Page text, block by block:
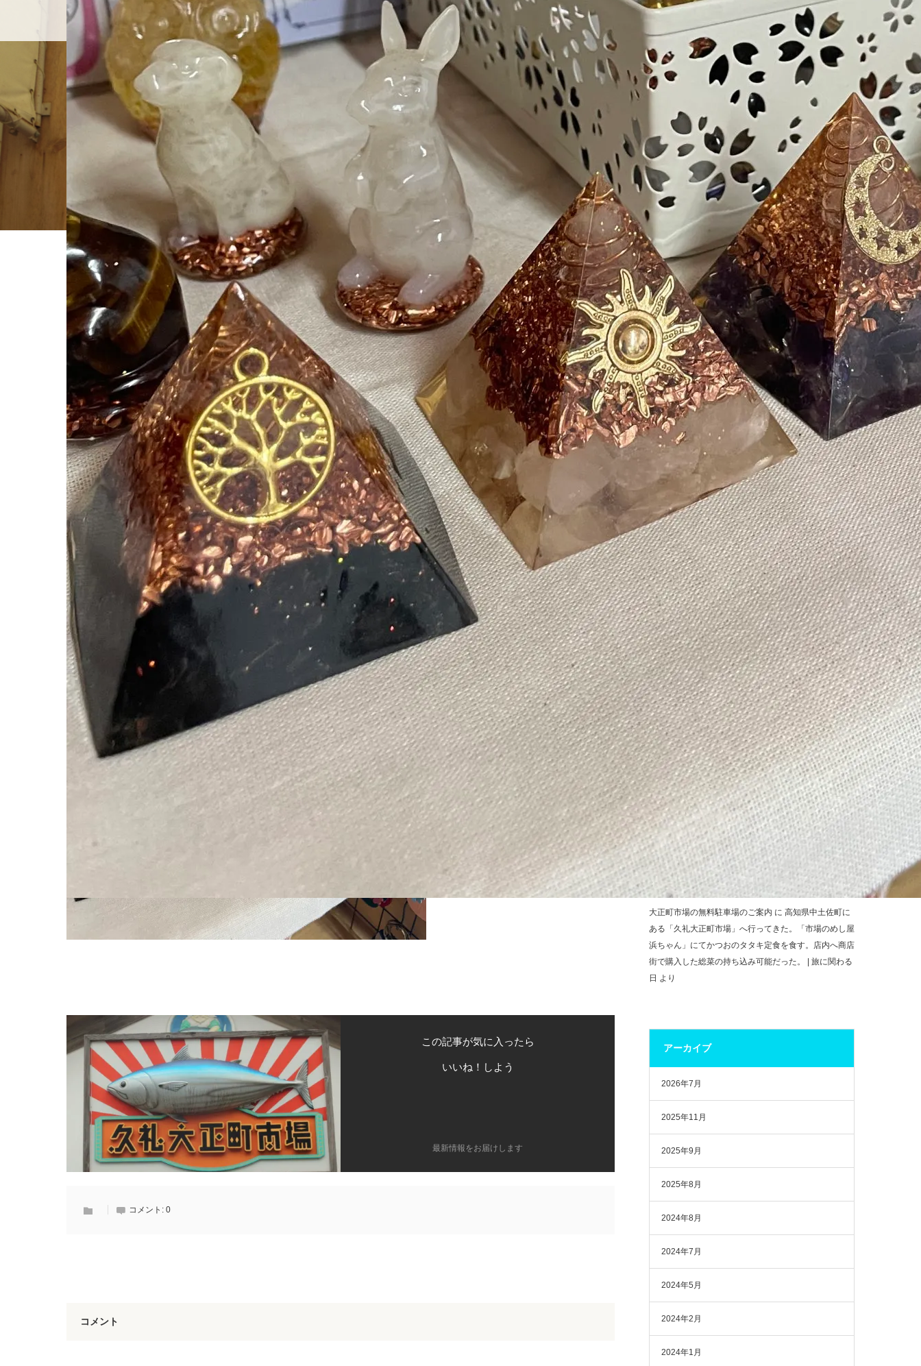
ホーム 店舗紹介 アクセス・駐車場 カツオHANDBOOK お問い合わせ 久礼大正町市場とは
BLOG
ホーム
ブログ一覧
4B87A833-5300-4677-A184-6DD790C3EA28
2023.07.30
4B87A833-5300-4677-A184-6DD790C3EA28
Tweet Share +1 Hatena
Pocket RSS feedly Pin it
この記事が気に入ったら
いいね！しよう
最新情報をお届けします
コメント: 0
コメント
facebook
最近の投稿
2026年度チャレンジショップの募集を再開します。
2026年7月3日
中土佐町観光拠点施設「ぜよぴあ」貸し会議室ご案内
2025年11月7日
チャレンジショップ改装工事完了！ 2025年9月5日
チャレンジショップ運営変更のお知らせ 2025年8月15
日
引き続ぎ営業中！コーヒーショップ「自家焙煎コーヒー
ポルタ」「coffee『aster』」 2024年8月12日
最近のコメント
3月17日（日）は門前市「なかとさマーケット」！プロ
のシェフと商品開発中！！ に taisyoumachi より
3月17日（日）は門前市「なかとさマーケット」！プロ
のシェフと商品開発中！！
シミズ トシユキより
大正町市場の無料駐車場のご案内 に 高知県中土佐町に
ある「久礼大正町市場」へ行ってきた。「市場のめし屋
浜ちゃん」にてかつおのタタキ定食を食す。店内へ商店
街で購入した総菜の持ち込み可能だった。 | 旅に関わる
日 より
アーカイブ
2026年7月
2025年11月
2025年9月
2025年8月
2024年8月
2024年7月
2024年5月
2024年2月
2024年1月